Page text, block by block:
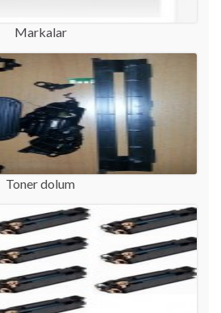
Markalar
Toner dolum